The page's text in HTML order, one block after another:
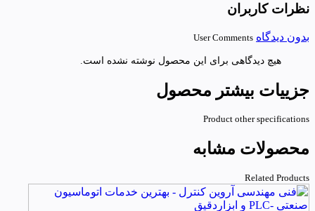
نظرات کاربران
بدون دیدگاه User Comments
هیچ دیدگاهی برای این محصول نوشته نشده است.
جزییات بیشتر محصول
Product other specifications
محصولات مشابه
Related Products